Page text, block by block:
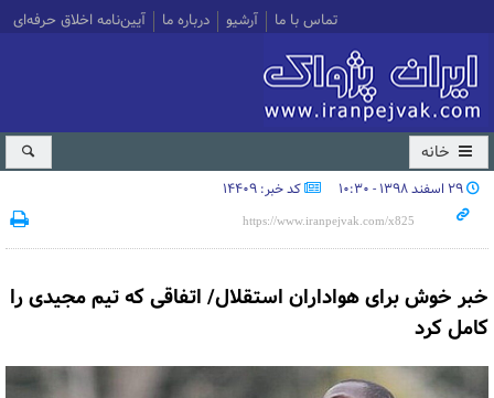
تماس با ما آرشیو درباره ما آیین‌نامه اخلاق حرفه‌ای
خانه
۲۹ اسفند ۱۳۹۸ - ۱۰:۳۰ کد خبر: 14409
خبر خوش برای هواداران استقلال/ اتفاقی که تیم مجیدی را
کامل کرد